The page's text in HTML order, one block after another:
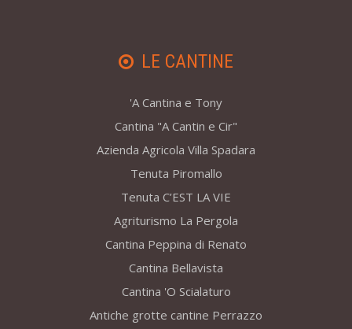
LE CANTINE
'A Cantina e Tony
Cantina "A Cantin e Cir"
Azienda Agricola Villa Spadara
Tenuta Piromallo
Tenuta C’EST LA VIE
Agriturismo La Pergola
Cantina Peppina di Renato
Cantina Bellavista
Cantina 'O Scialaturo
Antiche grotte cantine Perrazzo